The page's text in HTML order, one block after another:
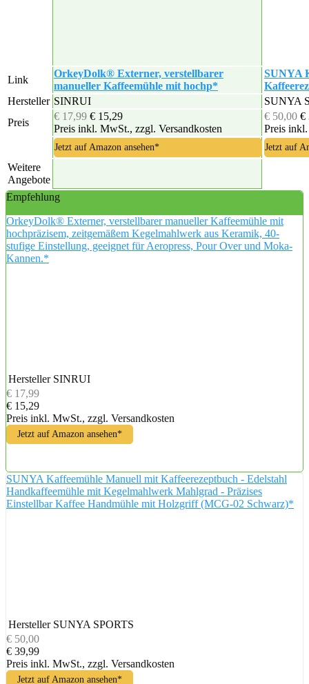
Link
OrkeyDolk® Externer, verstellbarer
manueller Kaffeemühle mit hochp*
SUNYA
Hersteller SINRUI
SUNYA
Preis
€ 17,99 € 15,29
Preis inkl. MwSt., zzgl. Versandkosten
€ 50,00 €
Preis
Jetzt auf Amazon ansehen* Jetzt auf
Weitere
Angebote
Empfehlung
OrkeyDolk® Externer, verstellbarer manueller Kaffeemühle mit
hochpräzisem, zeitgemäßem Kegelmahlwerk aus Keramik, 40-
stufige Einstellung, geeignet für Aeropress, Pour Over und Moka-
Kannen.*
Hersteller SINRUI
€ 17,99
€ 15,29
Preis inkl. MwSt., zzgl. Versandkosten
Jetzt auf Amazon ansehen*
SUNYA Kaffeemühle Manuell mit Kaffeerezeptbuch - Edelstahl
Handkaffeemühle mit Kegelmahlwerk Mahlgrad - Präzises
Einstellbar Kaffee Handmühle mit Holzgriff (MCG-02 Schwarz)*
Hersteller SUNYA SPORTS
€ 50,00
€ 39,99
Preis inkl. MwSt., zzgl. Versandkosten
Jetzt auf Amazon ansehen*